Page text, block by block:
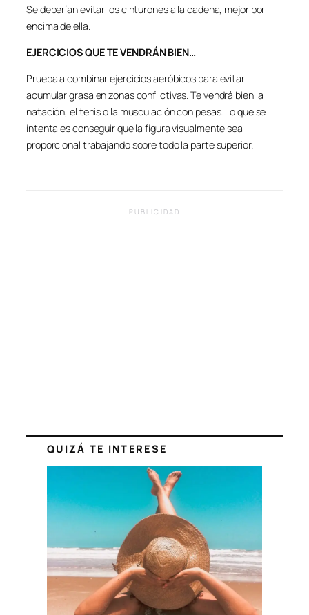
Se deberían evitar los cinturones a la cadena, mejor por
encima de ella.
EJERCICIOS QUE TE VENDRÁN BIEN…
Prueba a combinar ejercicios aeróbicos para evitar
acumular grasa en zonas conflictivas. Te vendrá bien la
natación, el tenis o la musculación con pesas. Lo que se
intenta es conseguir que la figura visualmente sea
proporcional trabajando sobre todo la parte superior.
PUBLICIDAD
QUIZÁ TE INTERESE